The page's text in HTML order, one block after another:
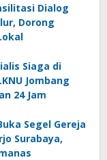
Dialog
Dorong
Siaga di
Jombang
24 Jam
Segel Gereja
Surabaya,